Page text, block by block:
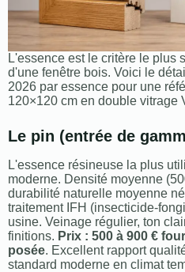
L'essence est le critère le plus
d'une fenêtre bois. Voici le
2026 par essence pour une
120×120 cm en double vitrage
Le pin (entrée de
L'essence résineuse la plus
moderne. Densité moyenne
durabilité naturelle moyenne
traitement IFH (insecticide-
usine. Veinage régulier, ton
finitions. Prix : 500 à 900 €
posée. Excellent rapport
standard moderne en climat